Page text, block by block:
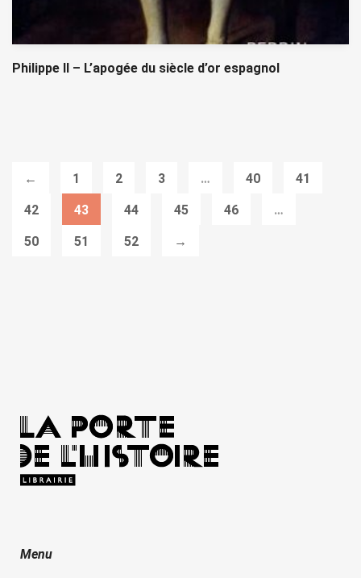
Philippe II – L’apogée du siècle d’or espagnol
← 1 2 3 … 40 41
42 43 44 45 46 …
50 51 52 →
Menu